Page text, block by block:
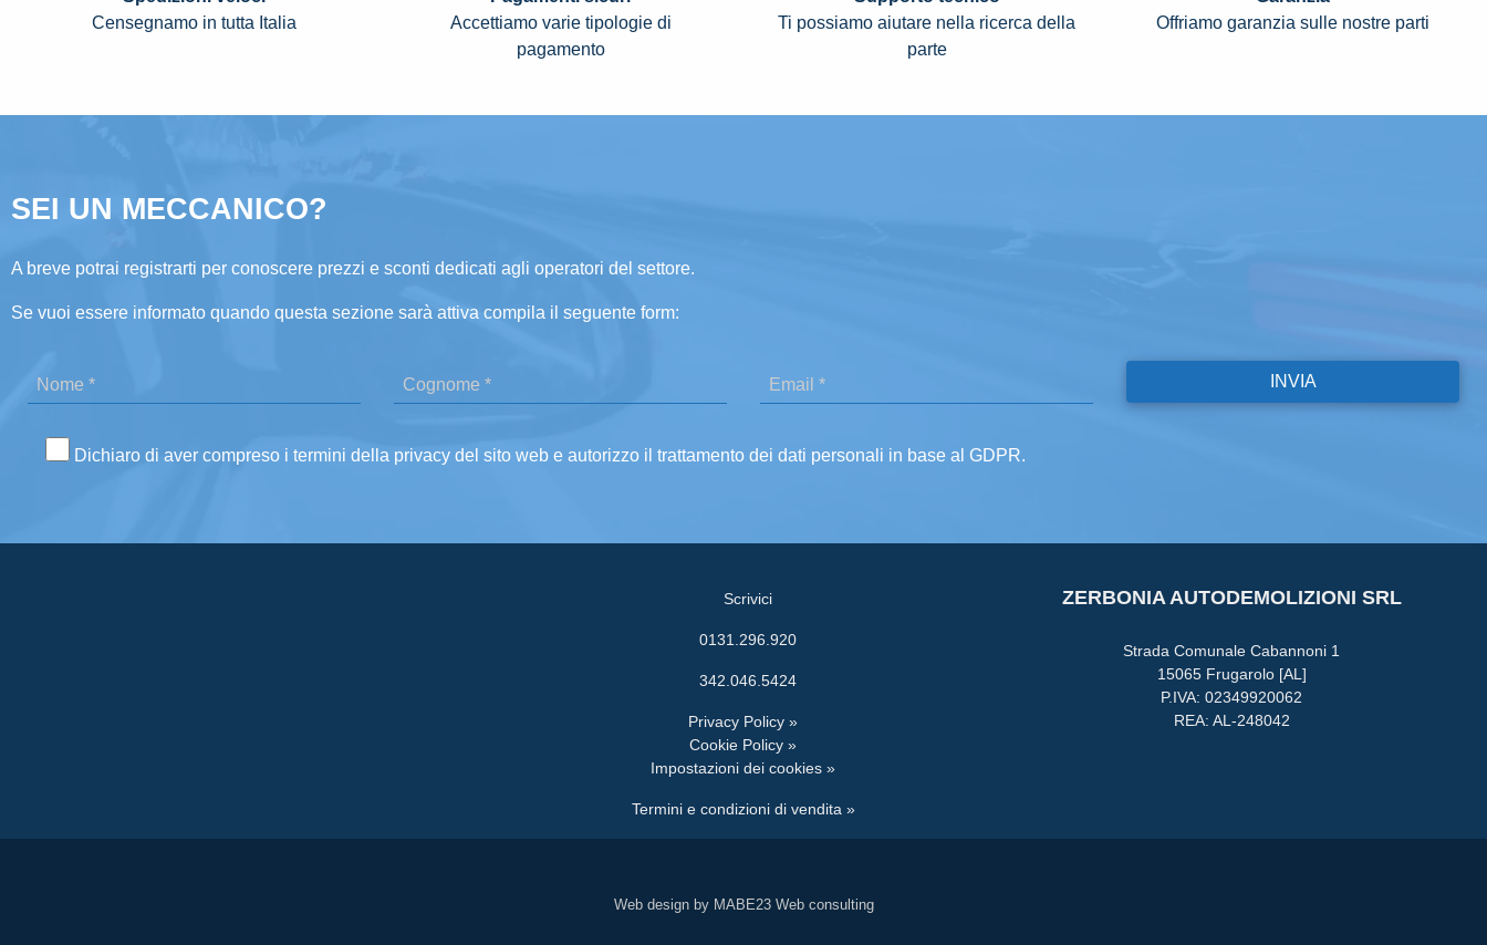
Censegnamo in tutta Italia
Accettiamo varie tipologie di
pagamento
Ti possiamo aiutare nella ricerca della
parte
Offriamo garanzia sulle nostre parti
SEI UN MECCANICO?
A breve potrai registrarti per conoscere prezzi e sconti dedicati agli operatori del settore.
Se vuoi essere informato quando questa sezione sarà attiva compila il seguente form:
Dichiaro di aver compreso i termini della privacy del sito web e autorizzo il trattamento dei dati personali in base al GDPR.
Scrivici
0131.296.920
342.046.5424
Privacy Policy »
Cookie Policy »
Impostazioni dei cookies »
Termini e condizioni di vendita »
ZERBONIA AUTODEMOLIZIONI SRL
Strada Comunale Cabannoni 1
15065 Frugarolo [AL]
P.IVA: 02349920062
REA: AL-248042
Web design by MABE23 Web consulting